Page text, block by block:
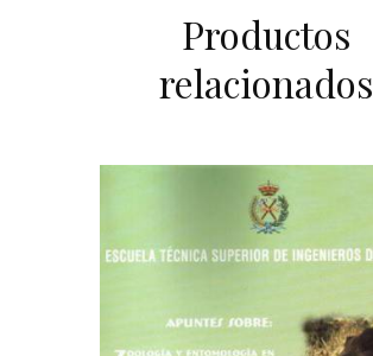
Productos
relacionados